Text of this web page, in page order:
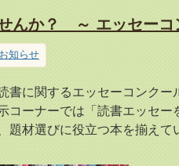
んか？ ～ エッセーコ
お知らせ
書に関するエッセーコンクー
コーナーでは「読書エッセー
題材選びに役立つ本を揃えて